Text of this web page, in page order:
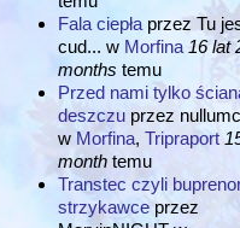
Fala ciepła przez Tu
cud... w Morfina 16 lat
months temu
Przed nami tylko
deszczu przez
w Morfina, Tripraport
monthtemu
Transtec czyli
strzykawce przez